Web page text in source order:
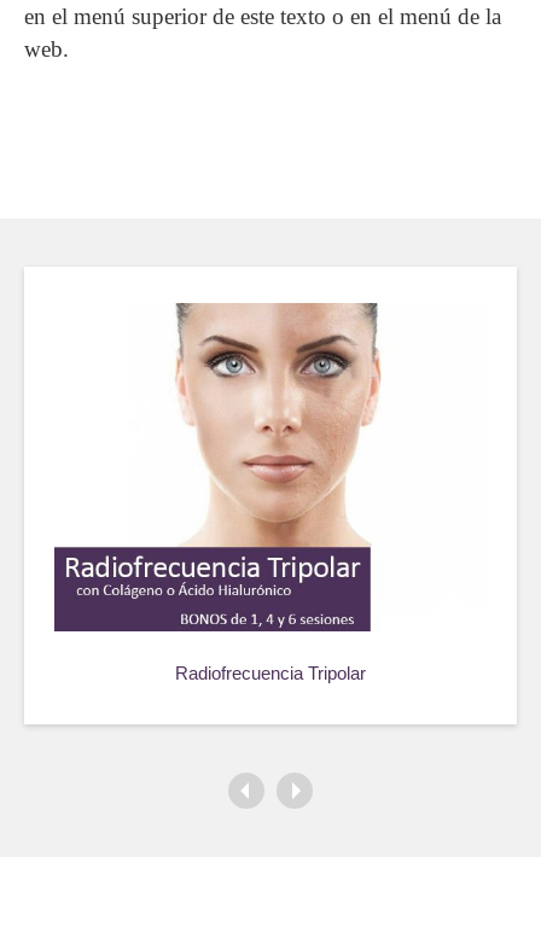
en el menú superior de este texto o en el menú de la
web.
Radiofrecuencia Tripolar